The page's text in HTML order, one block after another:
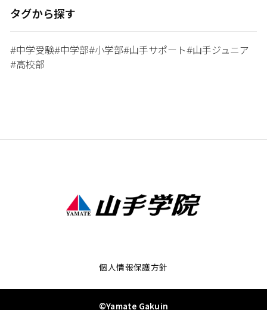
タグから探す
#中学受験#中学部#小学部#山手サポート#山手ジュニア
#高校部
個人情報保護方針
©Yamate Gakuin